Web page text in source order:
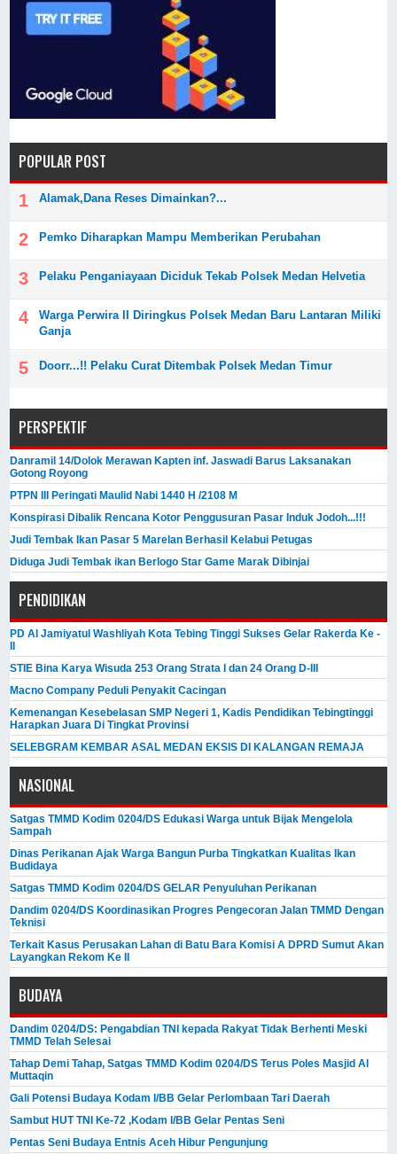
POPULAR POST
Alamak,Dana Reses Dimainkan?...
Pemko Diharapkan Mampu Memberikan Perubahan
Pelaku Penganiayaan Diciduk Tekab Polsek Medan Helvetia
Warga Perwira II Diringkus Polsek Medan Baru Lantaran Miliki
Ganja
Doorr...!! Pelaku Curat Ditembak Polsek Medan Timur
PERSPEKTIF
Danramil 14/Dolok Merawan Kapten inf. Jaswadi Barus Laksanakan
Gotong Royong
PTPN III Peringati Maulid Nabi 1440 H /2108 M
Konspirasi Dibalik Rencana Kotor Penggusuran Pasar Induk Jodoh...!!!
Judi Tembak Ikan Pasar 5 Marelan Berhasil Kelabui Petugas
Diduga Judi Tembak ikan Berlogo Star Game Marak Dibinjai
PENDIDIKAN
PD Al Jamiyatul Washliyah Kota Tebing Tinggi Sukses Gelar Rakerda Ke -
II
STIE Bina Karya Wisuda 253 Orang Strata I dan 24 Orang D-III
Macno Company Peduli Penyakit Cacingan
Kemenangan Kesebelasan SMP Negeri 1, Kadis Pendidikan Tebingtinggi
Harapkan Juara Di Tingkat Provinsi
SELEBGRAM KEMBAR ASAL MEDAN EKSIS DI KALANGAN REMAJA
NASIONAL
Satgas TMMD Kodim 0204/DS Edukasi Warga untuk Bijak Mengelola
Sampah
Dinas Perikanan Ajak Warga Bangun Purba Tingkatkan Kualitas Ikan
Budidaya
Satgas TMMD Kodim 0204/DS GELAR Penyuluhan Perikanan
Dandim 0204/DS Koordinasikan Progres Pengecoran Jalan TMMD Dengan
Teknisi
Terkait Kasus Perusakan Lahan di Batu Bara Komisi A DPRD Sumut Akan
Layangkan Rekom Ke II
BUDAYA
Dandim 0204/DS: Pengabdian TNI kepada Rakyat Tidak Berhenti Meski ​
TMMD Telah Selesai
Tahap Demi Tahap, Satgas TMMD Kodim 0204/DS Terus Poles Masjid Al
Muttaqin
Gali Potensi Budaya Kodam I/BB Gelar Perlombaan Tari Daerah
Sambut HUT TNI Ke-72 ,Kodam I/BB Gelar Pentas Seni
Pentas Seni Budaya Entnis Aceh Hibur Pengunjung